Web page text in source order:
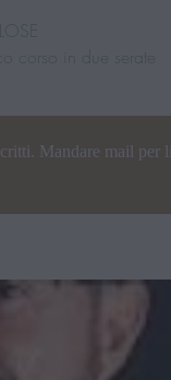
Mandare mail per